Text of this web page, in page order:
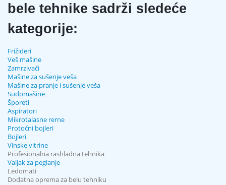
bele tehnike sadrži sledeće
kategorije:
Frižideri
Veš mašine
Zamrzivači
Mašine za sušenje veša
Mašine za pranje i sušenje veša
Sudomašine
Šporeti
Aspiratori
Mikrotalasne rerne
Protočni bojleri
Bojleri
Vinske vitrine
Profesionalna rashladna tehnika
Valjak za peglanje
Ledomati
Dodatna oprema za belu tehniku